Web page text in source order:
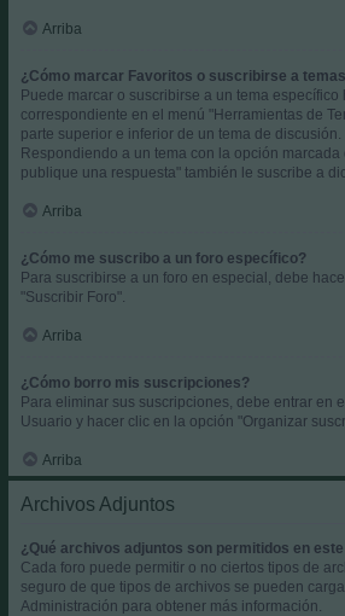
Arriba
¿Cómo marcar Favoritos o suscribirse a
Puede marcar o suscribirse a un tema
correspondiente en el menú "Herramientas de
parte superior e inferior de un tema de discusión.
Respondiendo a un tema con la opción
publique una respuesta" también le suscribe a
Arriba
¿Cómo me suscribo a un foro específico?
Para suscribirse a un foro en especial, debe
"Suscribir Foro".
Arriba
¿Cómo borro mis suscripciones?
Para eliminar sus suscripciones, debe entrar en
Usuario y hacer clic en la opción "Organizar
Arriba
Archivos Adjuntos
¿Qué archivos adjuntos son permitidos en
Cada foro puede permitir o no ciertos tipos de
seguro de que tipos de archivos se pueden
Administración para obtener más información.